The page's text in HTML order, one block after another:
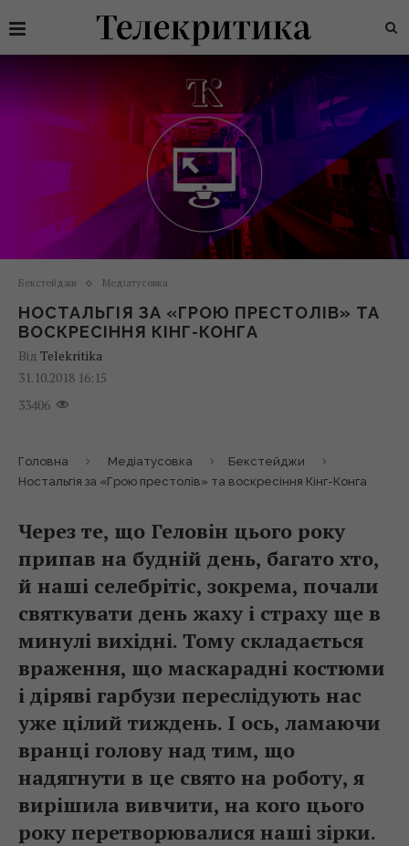
Бекстейджи Медіатусовка
НОСТАЛЬГІЯ ЗА «ГРОЮ ПРЕСТОЛІВ» ТА
ВОСКРЕСІННЯ КІНГ-КОНГА
Від Telekritika
31.10.2018 16:15
33406
Головна Медіатусовка
Бекстейджи
Ностальгія за «Грою престолів» та воскресіння Кінг-Конга
Через те, що Геловін цього року
припав на будній день, багато хто,
й наші селебрітіс, зокрема, почали
святкувати день жаху і страху ще в
минулі вихідні. Тому складається
враження, що маскарадні костюми
і діряві гарбузи переслідують нас
уже цілий тиждень. І ось, ламаючи
вранці голову над тим, що
надягнути в це свято на роботу, я
вирішила вивчити, на кого цього
року перетворювалися наші зірки.